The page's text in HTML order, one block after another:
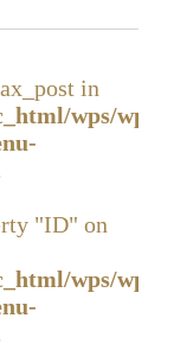
in
wps/wp-
"ID" on
wps/wp-